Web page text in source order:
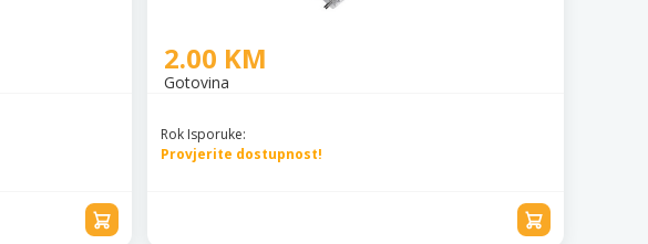
2.00 KM
Gotovina
Rok Isporuke:
Provjerite dostupnost!